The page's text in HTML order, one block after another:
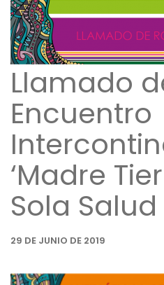
Llamado
Encuentro
‘Madre
Sola Salud
29 DE JUNIO DE 2019